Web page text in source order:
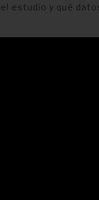
estudio y qué